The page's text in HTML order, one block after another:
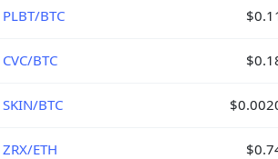
PLBT/BTC
CVC/BTC
SKIN/BTC
ZRX/ETH